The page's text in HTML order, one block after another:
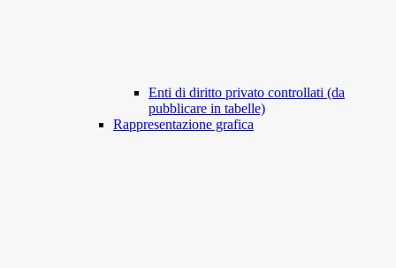
Enti di diritto privato controllati (da
pubblicare in tabelle)
Rappresentazione grafica